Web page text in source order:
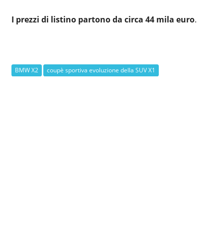
I prezzi di listino partono da circa 44 mila euro.
BMW X2 coupè sportiva evoluzione della SUV X1